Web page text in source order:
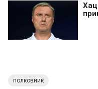
полковник